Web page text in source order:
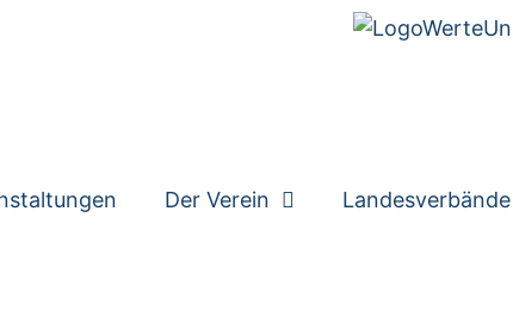
Der Verein Landesverbände